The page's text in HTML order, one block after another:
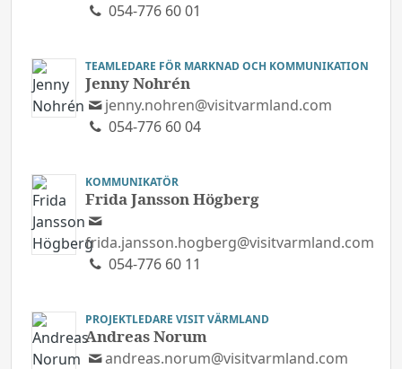
054-776 60 01
TEAMLEDARE FÖR MARKNAD OCH KOMMUNIKATION
Jenny Nohrén
jenny.nohren@visitvarmland.com
054-776 60 04
KOMMUNIKATÖR
Frida Jansson Högberg
frida.jansson.hogberg@visitvarmland.com
054-776 60 11
PROJEKTLEDARE VISIT VÄRMLAND
Andreas Norum
andreas.norum@visitvarmland.com